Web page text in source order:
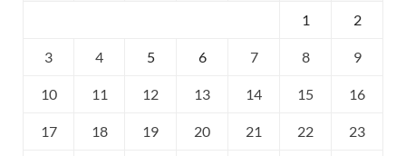
1 2
3 4 5 6 7 8 9
10 11 12 13 14 15 16
17 18 19 20 21 22 23